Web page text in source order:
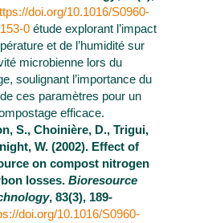
doi.org/10.1016/S0960-
0étude explorant l’impact
et de l’humidité sur
microbienne lors du
soulignant l’importance du
ces paramètres pour un
efficace.
S., Choinière, D., Trigui,
W. (2002). Effect of
on compost nitrogen
losses. Bioresource
, 83(3), 189-
doi.org/10.1016/S0960-